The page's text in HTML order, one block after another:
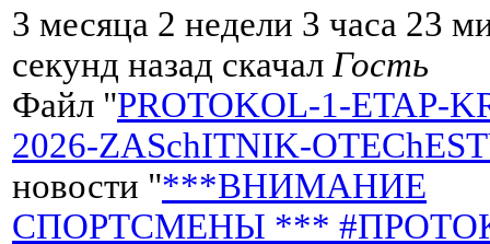
3 месяца 2 недели 3 часа 23
секунд назад скачал Гость
Файл "PROTOKOL-1-ETAP-
2026-ZASchITNIK-
новости "***ВНИМАНИЕ
СПОРТСМЕНЫ ***